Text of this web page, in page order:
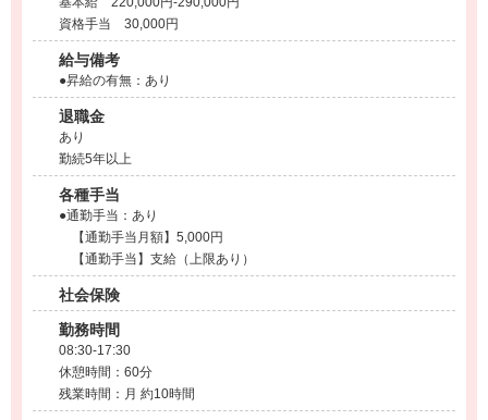
資格手当 30,000円
給与備考
●昇給の有無：あり
退職金
あり
勤続5年以上
各種手当
●通勤手当：あり
【通勤手当月額】5,000円
【通勤手当】支給（上限あり）
社会保険
勤務時間
08:30-17:30
休憩時間：60分
残業時間：月 約10時間